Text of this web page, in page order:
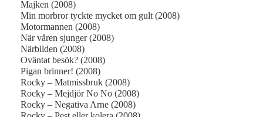
Majken (2008)
Min morbror tyckte mycket om gult (2008)
Motormannen (2008)
När våren sjunger (2008)
Närbilden (2008)
Oväntat besök? (2008)
Pigan brinner! (2008)
Rocky – Matmissbruk (2008)
Rocky – Mejdjör No No (2008)
Rocky – Negativa Arne (2008)